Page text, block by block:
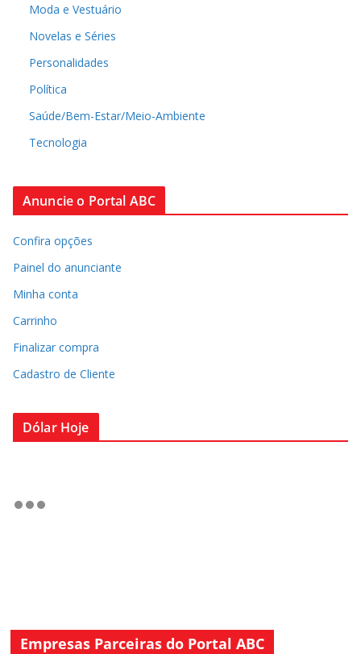
Moda e Vestuário
Novelas e Séries
Personalidades
Política
Saúde/Bem-Estar/Meio-Ambiente
Tecnologia
Anuncie o Portal ABC
Confira opções
Painel do anunciante
Minha conta
Carrinho
Finalizar compra
Cadastro de Cliente
Dólar Hoje
Empresas Parceiras do Portal ABC